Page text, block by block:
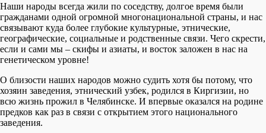
Наши народы всегда жили по соседству, долгое время были
гражданами одной огромной многонациональной страны, и нас
связывают куда более глубокие культурные, этнические,
географические, социальные и родственные связи. Чего скрести,
если и сами мы – скифы и азиаты, и восток заложен в нас на
генетическом уровне!
О близости наших народов можно судить хотя бы потому, что
хозяин заведения, этнический узбек, родился в Киргизии, но
всю жизнь прожил в Челябинске. И впервые оказался на родине
предков как раз в связи с открытием этого национального
заведения.